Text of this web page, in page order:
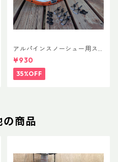
アルパインスノーシュー用ス
トラップキャッチ(ペア)
¥930
35%OFF
の商品